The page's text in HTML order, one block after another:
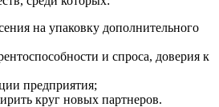
на упаковку дополнительного
и спроса, доверия к
предприятия;
круг новых партнеров.